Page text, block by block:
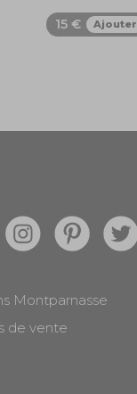
15 € Ajouter
Montparnasse
de vente